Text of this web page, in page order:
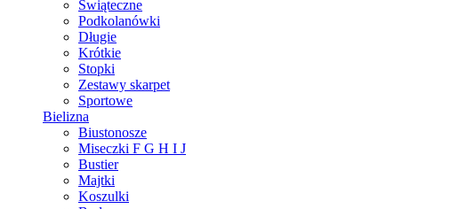
Świąteczne
Podkolanówki
Długie
Krótkie
Stopki
Zestawy skarpet
Sportowe
Bielizna
Biustonosze
Miseczki F G H I J
Bustier
Majtki
Koszulki